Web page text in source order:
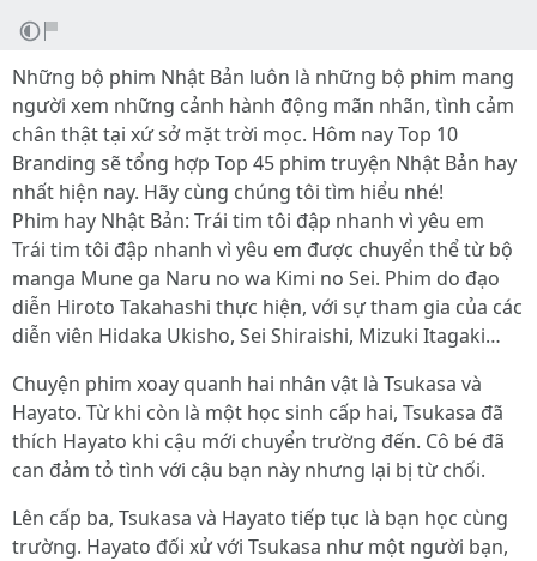
Những bộ phim Nhật Bản luôn là những bộ phim mang
người xem những cảnh hành động mãn nhãn, tình cảm
chân thật tại xứ sở mặt trời mọc. Hôm nay Top 10
Branding sẽ tổng hợp Top 45 phim truyện Nhật Bản hay
nhất hiện nay. Hãy cùng chúng tôi tìm hiểu nhé!
Phim hay Nhật Bản: Trái tim tôi đập nhanh vì yêu em
Trái tim tôi đập nhanh vì yêu em được chuyển thể từ bộ
manga Mune ga Naru no wa Kimi no Sei. Phim do đạo
diễn Hiroto Takahashi thực hiện, với sự tham gia của các
diễn viên Hidaka Ukisho, Sei Shiraishi, Mizuki Itagaki…
Chuyện phim xoay quanh hai nhân vật là Tsukasa và
Hayato. Từ khi còn là một học sinh cấp hai, Tsukasa đã
thích Hayato khi cậu mới chuyển trường đến. Cô bé đã
can đảm tỏ tình với cậu bạn này nhưng lại bị từ chối.
Lên cấp ba, Tsukasa và Hayato tiếp tục là bạn học cùng
trường. Hayato đối xử với Tsukasa như một người bạn,